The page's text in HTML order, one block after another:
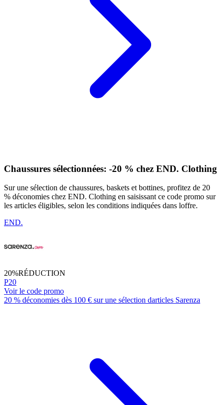
Chaussures sélectionnées: -20 % chez END. Clothing
Sur une sélection de chaussures, baskets et bottines, profitez de 20
% déconomies chez END. Clothing en saisissant ce code promo sur
les articles éligibles, selon les conditions indiquées dans loffre.
END.
20%RÉDUCTION
P20
Voir le code promo
20 % déconomies dès 100 € sur une sélection darticles Sarenza